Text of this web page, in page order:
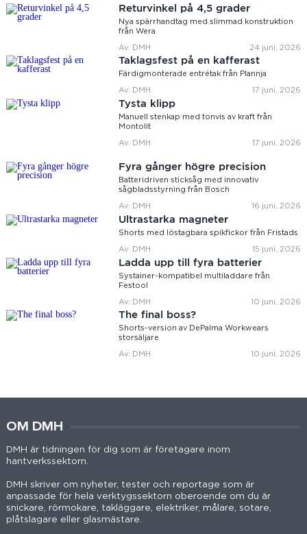
Returvinkel på 4,5 grader
Nya spärrhandtag med slimmad konstruktion
från Wera
Av: DMH 24 juni, 2026
Taklagsfest på en kafferast
Färdigmonterade entrétak från Plannja
Av: DMH 17 juni, 2026
Tysta klipp
Manuell stenkap med tonvis av kraft från
Montolit
Av: DMH 17 juni, 2026
Fyra gånger högre precision
Batteridriven sticksåg med innovativ
sågbladsstyrning från Bosch
Av: DMH 16 juni, 2026
Ultrastarka magneter
Shorts med löstagbara spikfickor från Fristads
Av: DMH 15 juni, 2026
Ladda upp till fyra batterier
Systainer-kompatibel multiladdare från
Festool
Av: DMH 10 juni, 2026
The final boss?
Shorts-version av DePalma Workwears
storsäljare
Av: DMH 10 juni, 2026
OM DMH
DMH är tidningen för dig som är företagare inom
hantverkssektorn.
DMH skriver om nyheter, tester och reportage som är
anpassade för hela verktygssektorn oberoende om du är
snickare, rörmokare, takläggare, elektriker, målare, sotare,
plåtslagare eller glasmästare.